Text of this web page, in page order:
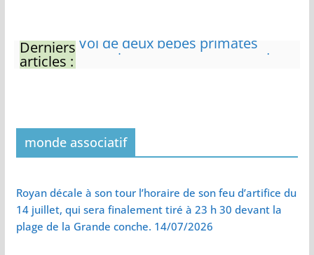
Derniers
articles :
Eau potable : Le préfet de
pelouse de 12h à 16h à partir du
7 juin
Naissance exceptionnelle de
Vol de deux bébés primates
tamarins empereurs au zoo de
La Palmyre
monde associatif
Royan décale à son tour l’horaire de son feu d’artifice du
14 juillet, qui sera finalement tiré à 23 h 30 devant la
plage de la Grande conche. 14/07/2026